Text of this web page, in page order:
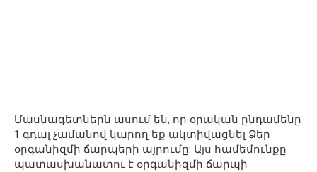
Մասնագետներն ասում են, որ օրական ընդամենը
1 գդալ չամանով կարող եք ակտիվացնել Ձեր
օրգանիզմի ճարպերի այրումը: Այս համեմունքը
պատասխանատու է օրգանիզմի ճարպի